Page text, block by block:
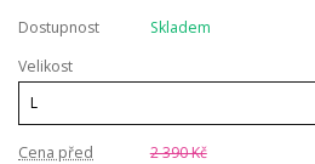
Dostupnost
Skladem
Velikost
Cena před
2 390 Kč